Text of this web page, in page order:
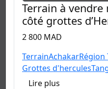
Terrain à vendre
côté grottes
2 800 MAD
TerrainAchakarRégion
Grottes d'hercules
Lire plus